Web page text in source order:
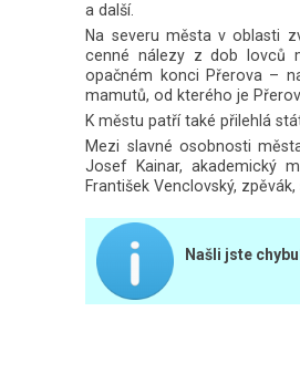
a další.
Na severu města v oblasti
cenné nálezy z dob lovců
opačném konci Přerova –
mamutů, od kterého je
K městu patří také přilehlá
Mezi slavné osobnosti
Josef Kainar, akademický
František Venclovský,
Našli jste